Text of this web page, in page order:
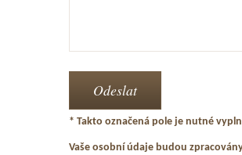
* Takto označená pole je nutné
Vaše osobní údaje budou